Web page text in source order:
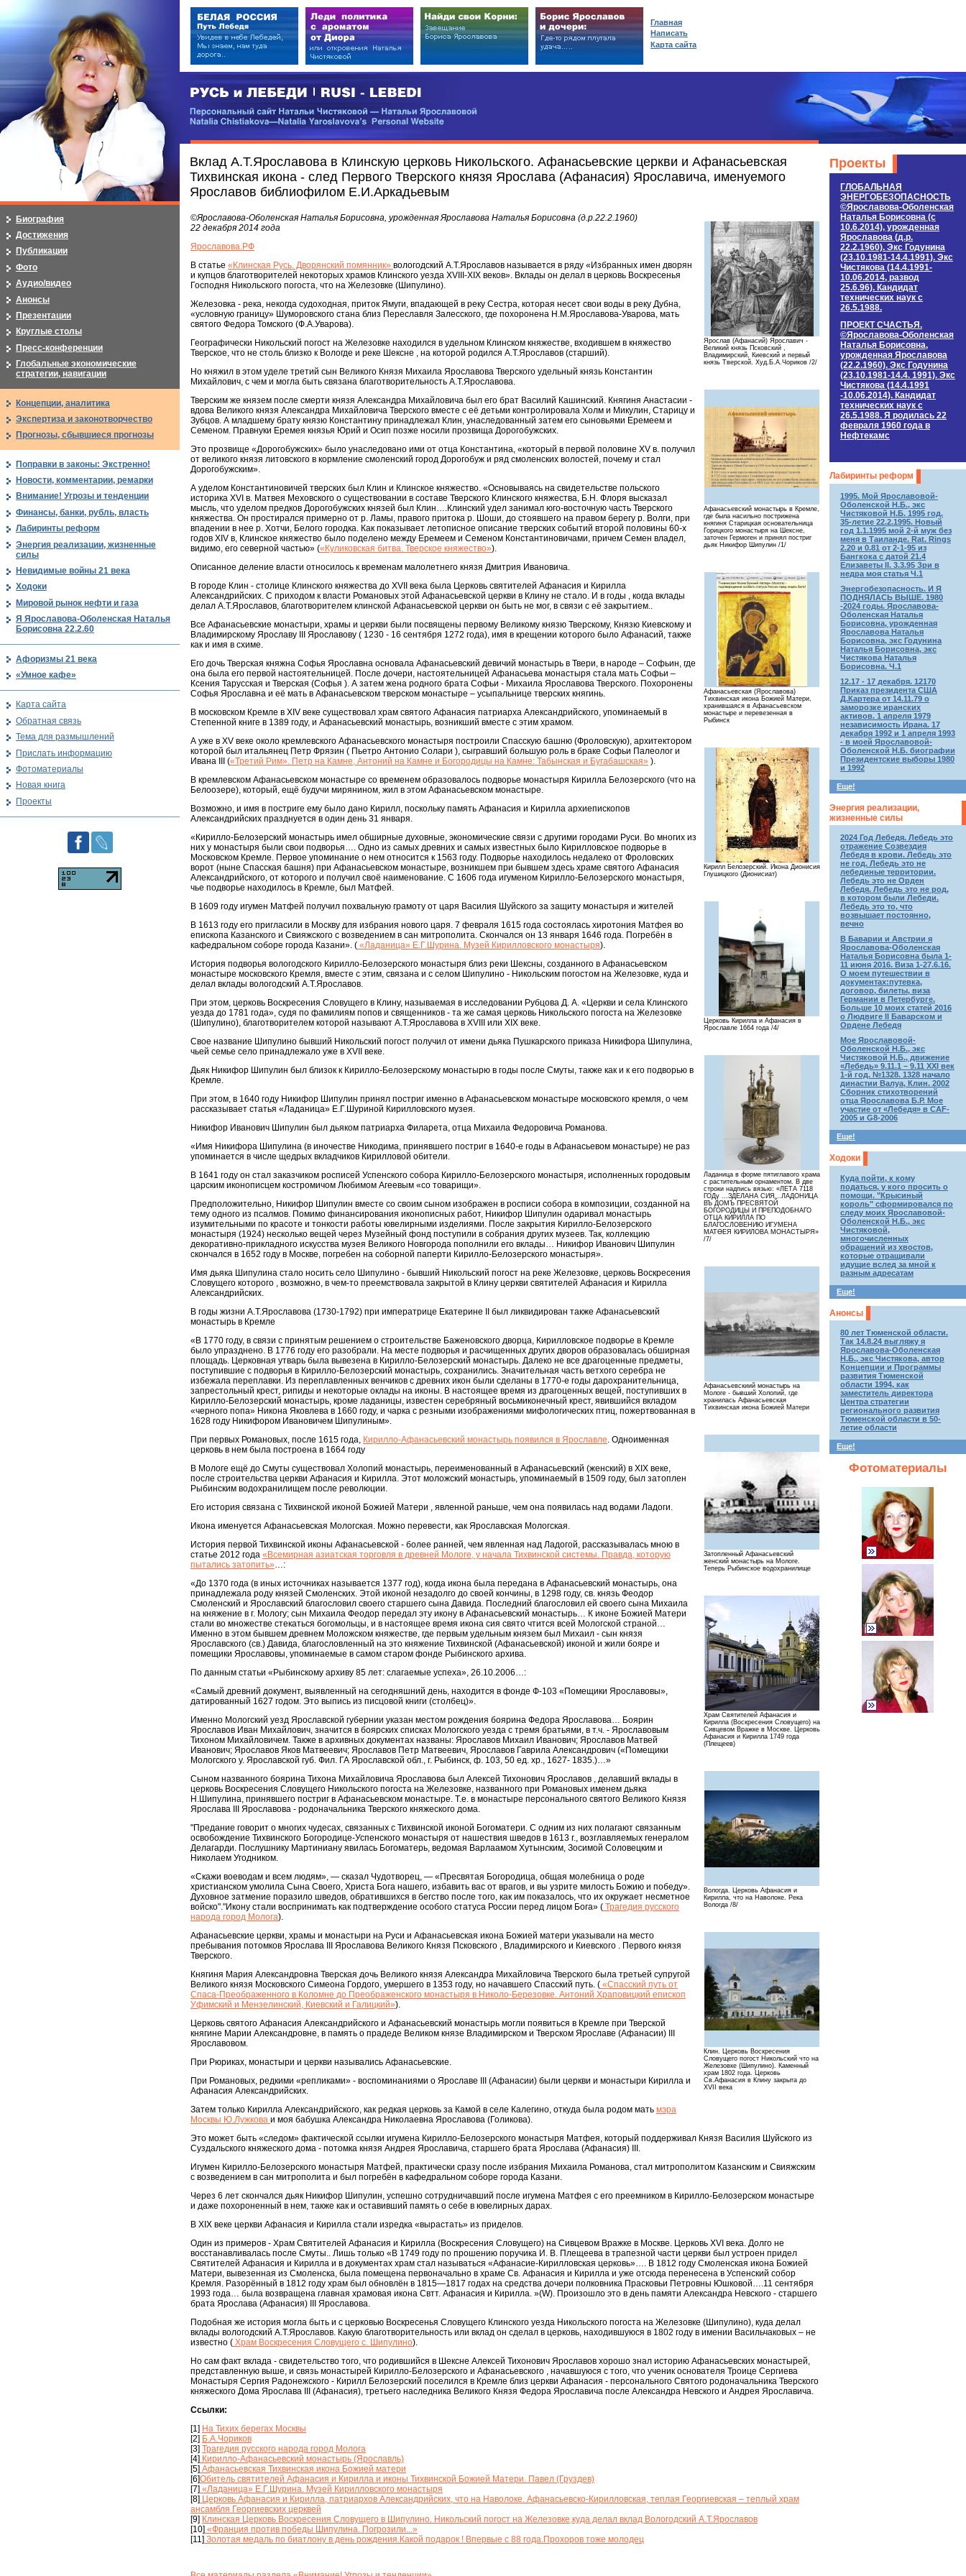
РУСЬ и ЛЕБЕДИ | RUSI — LEBEDI
Персональный сайт Натальи Чистяковой — Натальи Ярославовой
Вклад А.Т.Ярославова в Клинскую церковь Никольского. Афанасьевские церкви и Афанасьевская
Тихвинская икона - след Первого Тверского князя Ярослава (Афанасия) Ярославича, именуемого
Ярославов библиофилом Е.И.Аркадьевым
Ярослав (Афанасий) Ярославич -
Великий князь Псковский ,
Владимирский, Киевский и первый
князь Тверской. Худ.Б.А.Чориков /2/
Афанасьевский монастырь в Кремле,
где была насильно пострижена
княгиня Старицкая основательница
Горицкого монастыря на Шексне,
заточен Гермоген и принял постриг
дьяк Никифор Шипулин /1/
Афанасьевская (Ярославова)
Тихвинская икона Божией Матери,
хранившаяся в Афанасьевском
монастыре и перевезенная в
Рыбинск
Кирилл Белозерский. Икона Дионисия
Глушицкого (Дионисиат)
Церковь Кирилла и Афанасия в
Ярославле 1664 года /4/
Ладаница в форме пятиглавого храма
с растительным орнаментом. В две
строки надпись вязью: «ЛЕТА 7118
ГОДγ ...ЗДЕЛАНА СИЯ...ЛАДОНИЦА
ВЪ ДОМЪ ПРЕСВЯТОЙ
БОГОРОДИЦЫ И ПРЕПОДОБНАГО
ОТЦА КИРИЛЛА ПО
БЛАГОСЛОВЕНИЮ ИГУМЕНА
МАТӨЕЯ КИРИЛОВА МОНАСТЫРЯ»
/7/
Афанасьевскиий монастырь на
Мологе - бывший Холопий, где
хранилась Афанасьевская
Тихвинская икона Божией Матери
Затопленный Афанасьевский
женский монастырь на Мологе.
Теперь Рыбинское водохранилище
Храм Святителей Афанасия и
Кирилла (Воскресения Словущего) на
Сивцевом Вражке в Москве. Церковь
Афанасия и Кирилла 1749 года
(Плещеев)
Вологда. Церковь Афанасия и
Кирилла, что на Наволоке. Река
Вологда /8/
Клин. Церковь Воскресения
Словущего погост Никольский что на
Железовке (Шипулино). Каменный
храм 1802 года. Церковь
Св.Афанасия в Клину закрыта до
XVII века
©Ярославова-Оболенская Наталья Борисовна, урожденная Ярославова Наталья Борисовна (д.р.22.2.1960)
22 декабря 2014 года
Ярославова.РФ
В статье «Клинская Русь. Дворянский помянник» вологодский А.Т.Ярославов называется в ряду «Избранных имен дворян
и купцов благотворителей некоторых храмов Клинского уезда XVIII-XIX веков». Вклады он делал в церковь Воскресенья
Господня Никольского погоста, что на Железовке (Шипулино).
Железовка - река, некогда судоходная, приток Ямуги, впадающей в реку Сестра, которая несет свои воды в реку Дубна,
«условную границу» Шуморовского стана близ Переславля Залесского, где похоронена Н.М.Ярославова-Уварова, мать
святого Федора Томского (Ф.А.Уварова).
Географически Никольский погост на Железовке находился в удельном Клинском княжестве, входившем в княжество
Тверское, что не столь близко к Вологде и реке Шексне , на которой родился А.Т.Ярославов (старший).
Но княжил в этом уделе третий сын Великого Князя Михаила Ярославова Тверского удельный князь Константин
Михайлович, с чем и могла быть связана благотворительность А.Т.Ярославова.
Тверским же князем после смерти князя Александра Михайловича был его брат Василий Кашинский. Княгиня Анастасии -
вдова Великого князя Александра Михайловича Тверского вместе с её детьми контролировала Холм и Микулин, Старицу и
Зубцов. А младшему брату князю Константину принадлежал Клин, унаследованный затем его сыновьями Еремеем и
Семеном. Правнуки Еремея князья Юрий и Осип позже носили прозвища Дорогобужских.
Это прозвище «Дорогобужских» было унаследовано ими от отца Константина, «который в первой половине XV в. получил
от великого князя литовского в кормление смоленский город Дорогобуж и ряд смоленских волостей, почему и стал
Дорогобужским».
А уделом Константиновичей тверских был Клин и Клинское княжество. «Основываясь на свидетельстве польского
историка XVI в. Матвея Меховского о существовании в составе Тверского Клинского княжества, Б.Н. Флоря высказал
мысль, что уделом предков Дорогобужских князей был Клин….Клинский удел занимал юго-восточную часть Тверского
княжества. Он простирался примерно от р. Ламы, правого притока р. Шоши, до стоявшего на правом берегу р. Волги, при
впадении в нее р. Хотчи, Белого городка. Как показывает летописное описание тверских событий второй половины 60-х
годов XIV в, Клинское княжество было поделено между Еремеем и Семеном Константиновичами, причем Семен владел,
видимо, его северной частью» («Куликовская битва. Тверское княжество»).
Описанное деление власти относилось к временам малолетнего князя Дмитрия Ивановича.
В городе Клин - столице Клинского княжества до XVII века была Церковь святителей Афанасия и Кирилла
Александрийских. С приходом к власти Романовых этой Афанасьевской церкви в Клину не стало. И в годы , когда вклады
делал А.Т.Ярославов, благотворителем клинской Афанасьевской церкви он быть не мог, в связи с её закрытием..
Все Афанасьевские монастыри, храмы и церкви были посвящены первому Великому князю Тверскому, Князю Киевскому и
Владимирскому Ярославу III Ярославову ( 1230 - 16 сентября 1272 года), имя в крещении которого было Афанасий, также
как и имя в схиме.
Его дочь Тверская княжна Софья Ярославна основала Афанасьевский девичий монастырь в Твери, в народе – Софьин, где
она была его первой настоятельницей. После дочери, настоятельницей Афанасьева монастыря стала мать Софьи –
Ксения Тарусская и Тверская (Софья ). А затем жена родного брата Софьи - Михаила Ярославова Тверского. Похоронены
Софья Ярославна и её мать в Афанасьевском тверском монастыре – усыпальнице тверских княгинь.
В московском Кремле в XIV веке существовал храм святого Афанасия патриарха Александрийского, упоминаемый в
Степенной книге в 1389 году, и Афанасьевский монастырь, возникший вместе с этим храмом.
А уже в XV веке около кремлевского Афанасьевского монастыря построили Спасскую башню (Фроловскую), архитектором
которой был итальянец Петр Фрязин ( Пьетро Антонио Солари ), сыгравший большую роль в браке Софьи Палеолог и
Ивана III («Третий Рим». Петр на Камне, Антоний на Камне и Богородицы на Камне: Табынская и Бугабашская» ).
В кремлевском Афанасьевском монастыре со временем образовалось подворье монастыря Кирилла Белозерского (что на
Белоозере), который, ещё будучи мирянином, жил в этом Афанасьевском монастыре.
Возможно, и имя в постриге ему было дано Кирилл, поскольку память Афанасия и Кирилла архиепископов
Александрийских празднуется в один день 31 января.
«Кирилло-Белозерский монастырь имел обширные духовные, экономические связи с другими городами Руси. Во многих из
них у монастыря были свои подворья…. Одно из самых древних и самых известных было Кирилловское подворье в
Московском Кремле. Первое упоминание о нем относится к 1563 году. Подворье находилось недалеко от Фроловских
ворот (ныне Спасская башня) при Афанасьевском монастыре, возникшем при бывшем здесь храме святого Афанасия
Александрийского, от которого и получил своё наименование. С 1606 года игуменом Кирилло-Белозерского монастыря,
чье подворье находилось в Кремле, был Матфей.
В 1609 году игумен Матфей получил похвальную грамоту от царя Василия Шуйского за защиту монастыря и жителей
В 1613 году его пригласили в Москву для избрания нового царя. 7 февраля 1615 года состоялась хиротония Матфея во
епископа Казанского и Свияжского с возведением в сан митрополита. Скончался он 13 января 1646 года. Погребён в
кафедральном соборе города Казани». ( «Ладаница» Е.Г.Шурина. Музей Кирилловского монастыря).
История подворья вологодского Кирилло-Белозерского монастыря близ реки Шексны, созданного в Афанасьевском
монастыре московского Кремля, вместе с этим, связана и с селом Шипулино - Никольским погостом на Железовке, куда и
делал вклады вологодский А.Т.Ярославов.
При этом, церковь Воскресения Словущего в Клину, называемая в исследовании Рубцова Д. А. «Церкви и села Клинского
уезда до 1781 года», судя по фамилиям попов и священников - та же самая церковь Никольского погоста на Железовке
(Шипулино), благотворителем которой называют А.Т.Ярославова в XVIII или XIX веке.
Свое название Шипулино бывший Никольский погост получил от имени дьяка Пушкарского приказа Никифора Шипулина,
чьей семье село принадлежало уже в XVII веке.
Дьяк Никифор Шипулин был близок к Кирилло-Белозерскому монастырю в годы после Смуты, также как и к его подворью в
Кремле.
При этом, в 1640 году Никифор Шипулин принял постриг именно в Афанасьевском монастыре московского кремля, о чем
рассказывает статья «Ладаница» Е.Г.Шуриной Кирилловского музея.
Никифор Иванович Шипулин был дьяком патриарха Филарета, отца Михаила Федоровича Романова.
«Имя Никифора Шипулина (в иночестве Никодима, принявшего постриг в 1640-е годы в Афанасьевом монастыре) не раз
упоминается в числе щедрых вкладчиков Кирилловой обители.
В 1641 году он стал заказчиком росписей Успенского собора Кирилло-Белозерского монастыря, исполненных городовым
царским иконописцем костромичом Любимом Агеевым «со товарищи».
Предположительно, Никифор Шипулин вместе со своим сыном изображен в росписи собора в композиции, созданной на
тему одного из псалмов. Помимо финансирования иконописных работ, Никифор Шипулин одаривал монастырь
изумительными по красоте и тонкости работы ювелирными изделиями. После закрытия Кирилло-Белозерского
монастыря (1924) несколько вещей через Музейный фонд поступили в собрания других музеев. Так, коллекцию
декоративно-прикладного искусства музея Великого Новгорода пополнили его вклады… Никифор Иванович Шипулин
скончался в 1652 году в Москве, погребен на соборной паперти Кирилло-Белозерского монастыря».
Имя дьяка Шипулина стало носить село Шипулино - бывший Никольский погост на реке Железовке, церковь Воскресения
Словущего которого , возможно, в чем-то преемствовала закрытой в Клину церкви святителей Афанасия и Кирилла
Александрийских.
В годы жизни А.Т.Ярославова (1730-1792) при императрице Екатерине II был ликвидирован также Афанасьевский
монастырь в Кремле
«В 1770 году, в связи с принятым решением о строительстве Баженовского дворца, Кирилловское подворье в Кремле
было упразднено. В 1776 году его разобрали. На месте подворья и расчищенных других дворов образовалась обширная
площадь. Церковная утварь была вывезена в Кирилло-Белозерский монастырь. Далеко не все драгоценные предметы,
поступившие с подворья в Кирилло-Белозерский монастырь, сохранились. Значительная часть ветхого серебра не
избежала переплавки. Из переплавленных венчиков с древних икон были сделаны в 1770-е годы дарохранительница,
запрестольный крест, рипиды и некоторые оклады на иконы. В настоящее время из драгоценных вещей, поступивших в
Кирилло-Белозерский монастырь, кроме ладаницы, известен серебряный восьмиконечный крест, явившийся вкладом
«черного попа» Никона Яковлева в 1660 году, и чарка с резными изображениями мифологических птиц, пожертвованная в
1628 году Никифором Ивановичем Шипулиным».
При первых Романовых, после 1615 года, Кирилло-Афанасьевский монастырь появился в Ярославле. Одноименная
церковь в нем была построена в 1664 году
В Мологе ещё до Смуты существовал Холопий монастырь, переименованный в Афанасьевский (женский) в XIX веке,
после строительства церкви Афанасия и Кирилла. Этот моложский монастырь, упоминаемый в 1509 году, был затоплен
Рыбинским водохранилищем после революции.
Его история связана с Тихвинской иконой Божией Матери , явленной раньше, чем она появилась над водами Ладоги.
Икона именуется Афанасьевская Мологская. Можно перевести, как Ярославская Мологская.
История первой Тихвинской иконы Афанасьевской - более ранней, чем явленная над Ладогой, рассказывалась мною в
статье 2012 года «Всемирная азиатская торговля в древней Мологе, у начала Тихвинской системы. Правда, которую
пытались затопить»…:
«До 1370 года (в иных источниках называется 1377 год), когда икона была передана в Афанасьевский монастырь, она
принадлежала роду князей Смоленских. Этой иконой незадолго до своей кончины, в 1298 году, св. князь Феодор
Смоленский и Ярославский благословил своего старшего сына Давида. Последний благословил ей своего сына Михаила
на княжение в г. Мологу; сын Михаила Феодор передал эту икону в Афанасьевский монастырь… К иконе Божией Матери
стали во множестве стекаться богомольцы, и в настоящее время икона сия свято чтится всей Мологской страной…
Именно в этом бывшем древнем Моложском княжестве, где первым удельным князем был Михаил - сын князя
Ярославского (св.) Давида, благословленный на это княжение Тихвинской (Афанасьевской) иконой и жили бояре и
помещики Ярославовы, упоминаемые в самом старом фонде Рыбинского архива.
По данным статьи «Рыбинскому архиву 85 лет: слагаемые успеха», 26.10.2006…:
«Самый древний документ, выявленный на сегодняшний день, находится в фонде Ф-103 «Помещики Ярославовы»,
датированный 1627 годом. Это выпись из писцовой книги (столбец)».
Именно Мологский уезд Ярославской губернии указан местом рождения боярина Федора Ярославова… Боярин
Ярославов Иван Михайлович, значится в боярских списках Мологского уезда с тремя братьями, в т.ч. - Ярославовым
Тихоном Михайловичем. Также в архивных документах названы: Ярославов Михаил Иванович; Ярославов Матвей
Иванович; Ярославов Яков Матвеевич; Ярославов Петр Матвеевич, Ярославов Гаврила Александрович («Помещики
Мологского у. Ярославской губ. Фил. ГА Ярославской обл., г. Рыбинск, ф. 103, 50 ед. хр., 1627- 1835.)…»
Сыном названного боярина Тихона Михайловича Ярославова был Алексей Тихонович Ярославов , делавший вклады в
церковь Воскресения Словущего Никольского погоста на Железовке, названного при Романовых именем дьяка
Н.Шипулина, принявшего постриг в Афанасьевском монастыре. Т.е. в монастыре персонального святого Великого Князя
Ярослава III Ярославова - родоначальника Тверского княжеского дома.
"Предание говорит о многих чудесах, связанных с Тихвинской иконой Богоматери. С одним из них полагают связанным
освобождение Тихвинского Богородице-Успенского монастыря от нашествия шведов в 1613 г., возглавляемых генералом
Делагарди. Послушнику Мартиниану явилась Богоматерь, ведомая Варлаамом Хутынским, Зосимой Соловецким и
Николаем Угодником.
«Скажи воеводам и всем людям», — сказал Чудотворец, — «Пресвятая Богородица, общая молебница о роде
христианском умолила Сына Своего, Христа Бога нашего, избавить вас от врагов, и вы узрите милость Божию и победу».
Духовное затмение поразило шведов, обратившихся в бегство после того, как им показалось, что их окружает несметное
войско"."Икону стали воспринимать как подтверждение особого статуса России перед лицом Бога» ( Трагедия русского
народа город Молога).
Афанасьевские церкви, храмы и монастыри на Руси и Афанасьевская икона Божией матери указывали на место
пребывания потомков Ярослава III Ярославова Великого Князя Псковского , Владимирского и Киевского . Первого князя
Тверского.
Княгиня Мария Александровна Тверская дочь Великого князя Александра Михайловича Тверского была третьей супругой
Великого князя Московского Симеона Гордого, умершего в 1353 году, но начавшего Спасский путь. ( «Спасский путь от
Спаса-Преображенного в Коломне до Преображенского монастыря в Николо-Березовке. Антоний Храповицкий епископ
Уфимский и Мензелинский, Киевский и Галицкий»).
Церковь святого Афанасия Александрийского и Афанасьевский монастырь могли появиться в Кремле при Тверской
княгине Марии Александровне, в память о прадеде Великом князе Владимирском и Тверском Ярославе (Афанасии) III
Ярославовом.
При Рюриках, монастыри и церкви назывались Афанасьевские.
При Романовых, редкими «репликами» - воспоминаниями о Ярославе III (Афанасии) были церкви и монастыри Кирилла и
Афанасия Александрийских.
Затем только Кирилла Александрийского, как редкая церковь за Камой в селе Калегино, откуда была родом мать мэра
Москвы Ю.Лужкова и моя бабушка Александра Николаевна Ярославова (Голикова).
Это может быть «следом» фактической ссылки игумена Кирилло-Белозерского монастыря Матфея, который поддерживал Князя Василия Шуйского из
Суздальского княжеского дома - потомка князя Андрея Ярославича, старшего брата Ярослава (Афанасия) III.
Игумен Кирилло-Белозерского монастыря Матфей, практически сразу после избрания Михаила Романова, стал митрополитом Казанским и Свияжским
с возведением в сан митрополита и был погребён в кафедральном соборе города Казани.
Через 6 лет скончался дьяк Никифор Шипулин, успешно сотрудничавший после игумена Матфея с его преемником в Кирилло-Белозерском монастыре
и даже похороненный в нем, также как и оставивший память о себе в ювелирных дарах.
В XIX веке церкви Афанасия и Кирилла стали изредка «вырастать» из приделов.
Один из примеров - Храм Святителей Афанасия и Кирилла (Воскресения Словущего) на Сивцевом Вражке в Москве. Церковь XVI века. Долго не
восстанавливалась после Смуты.. Лишь только «В 1749 году по прошению поручика И. В. Плещеева в трапезной части церкви был устроен придел
Святителей Афанасия и Кирилла и в документах храм стал называться «Афанасие-Кирилловская церковь»…. В 1812 году Смоленская икона Божией
Матери, вывезенная из Смоленска, была помещена первоначально в храме Св. Афанасия и Кирилла и уже отсюда перенесена в Успенский собор
Кремля. Разорённый в 1812 году храм был обновлён в 1815—1817 годах на средства дочери полковника Прасковьи Петровны Юшковой….11 сентября
1993 года… была возвращена главная храмовая икона Свтт. Афанасия и Кирилла. »(W). Произошло это в день памяти Александра Невского - старшего
брата Ярослава (Афанасия) III Ярославова.
Подобная же история могла быть и с церковью Воскресенья Словущего Клинского уезда Никольского погоста на Железовке (Шипулино), куда делал
вклады вологодский А.Т.Ярославов. Какую благотворительность или вклад он сделал в церковь, находившуюся в 1802 году в имении Васильчаковых – не
известно ( Храм Воскресения Словущего с. Шипулино).
Но сам факт вклада - свидетельство того, что родившийся в Шексне Алексей Тихонович Ярославов хорошо знал историю Афанасьевских монастырей,
представленную выше, и связь монастырей Кирилло-Белозерского и Афанасьевского , начавшуюся с того, что ученик основателя Троице Сергиева
Монастыря Сергия Радонежского - Кирилл Белозерский поселился в Кремле близ церкви Афанасия - персонального Святого родоначальника Тверского
княжеского Дома Ярослава III (Афанасия), третьего наследника Великого Князя Федора Ярославича после Александра Невского и Андрея Ярославича.
Ссылки:
[1] На Тихих берегах Москвы
[2] Б.А.Чориков
[3] Трагедия русского народа город Молога
[4] Кирилло-Афанасьевский монастырь (Ярославль)
[5] Афанасьевская Тихвинская икона Божией матери
[6]Обитель святителей Афанасия и Кирилла и иконы Тихвинской Божией Матери. Павел (Груздев)
[7] «Ладаница» Е.Г.Шурина. Музей Кирилловского монастыря
[8] Церковь Афанасия и Кирилла, патриархов Александрийских, что на Наволоке. Афанасьевско-Кирилловская, теплая Георгиевская – теплый храм
ансамбля Георгиевских церквей
[9] Клинская Церковь Воскресения Словущего в Шипулино. Никольский погост на Железовке,куда делал вклад Вологодский А.Т.Ярославов
[10] «Франция против победы Шипулина. Погрозили...»
[11] Золотая медаль по биатлону в день рождения.Какой подарок ! Впервые с 88 года.Прохоров тоже молодец
Проекты
ГЛОБАЛЬНАЯ
ЭНЕРГОБЕЗОПАСНОСТЬ
©Ярославова-Оболенская
Наталья Борисовна (c
10.6.2014), урожденная
Ярославова (д.р.
22.2.1960). Экс Годунина
(23.10.1981-14.4.1991). Экс
Чистякова (14.4.1991-
10.06.2014, развод
25.6.96). Кандидат
технических наук c
26.5.1988.
ПРОЕКТ СЧАСТЬЯ.
©Ярославова-Оболенская
Наталья Борисовна,
урожденная Ярославова
(22.2.1960). Экс Годунина
(23.10.1981-14.4. 1991). Экс
Чистякова (14.4.1991
-10.06.2014). Кандидат
технических наук c
26.5.1988. Я родилась 22
февраля 1960 года в
Нефтекамс
Лабиринты реформ
1995. Мой Ярославовой-
Оболенской Н.Б., экс
Чистяковой Н.Б. 1995 год.
35-летие 22.2.1995. Новый
год 1.1.1995 мой 2-й муж без
меня в Таиланде. Rat. Rings
2.20 и 0.81 от 2-1-95 из
Бангкока с датой 21.4
Елизаветы II. 3.3.95 Зри в
недра моя статья Ч.1
Энергобезопасность. И Я
ПОДНЯЛАСЬ ВЫШЕ. 1980
-2024 годы. Ярославова-
Оболенская Наталья
Борисовна, урожденная
Ярославова Наталья
Борисовна, экс Годунина
Наталья Борисовна, экс
Чистякова Наталья
Борисовна. Ч.1
12.17 - 17 декабря. 12170
Приказ президента США
Д.Картера от 14.11.79 о
заморозке иранских
активов. 1 апреля 1979
независимость Ирана. 17
декабря 1992 и 1 апреля 1993
- в моей Ярославовой-
Оболенской Н.Б. биографии
Президентские выборы 1980
и 1992
Еще!
Энергия реализации,
жизненные силы
2024 Год Лебедя. Лебедь это
отражение Созвездия
Лебедя в крови. Лебедь это
не год. Лебедь это не
лебединые территории.
Лебедь это не Орден
Лебедя. Лебедь это не род,
в котором были Лебеди.
Лебедь это то, что
возвышает постоянно,
вечно
В Баварии и Австрии я
Ярославова-Оболенская
Наталья Борисовна была 1-
11 июня 2016. Виза 1-27.6.16.
О моем путешествии в
документах:путевка,
договор, билеты, виза
Германии в Петербурге.
Больше 10 моих статей 2016
о Людвиге II Баварском и
Ордене Лебедя
Мое Ярославовой-
Оболенской Н.Б., экс
Чистяковой Н.Б., движение
«Лебедь» 9.11.1 – 9.11 XXI век
1-й год. №1328. 1328 начало
династии Валуа, Клин. 2002
Сборник стихотворений
отца Ярославова Б.Р. Мое
участие от «Лебедя» в CAF-
2005 и G8-2006
Еще!
Ходоки
Куда пойти, к кому
податься, у кого просить о
помощи. "Крысиный
король" сформировался по
следу моих Ярославовой-
Оболенской Н.Б., экс
Чистяковой,
многочисленных
обращений из хвостов,
которые отращивали
идущие вслед за мной к
разным адресатам
Еще!
Анонсы
80 лет Тюменской области.
Так 14.8.24 выгляжу я
Ярославова-Оболенская
Н.Б., экс Чистякова, автор
Концепции и Программы
развития Тюменской
области 1994, как
заместитель директора
Центра стратегии
регионального развития
Тюменской области в 50-
летие области
Еще!
Фотоматериалы
Биография
Достижения
Публикации
Фото
Аудио/видео
Анонсы
Презентации
Круглые столы
Пресс-конференции
Глобальные экономические
стратегии, навигации
Концепции, аналитика
Экспертиза и законотворчество
Прогнозы, сбывшиеся прогнозы
Поправки в законы: Экстренно!
Новости, комментарии, ремарки
Внимание! Угрозы и тенденции
Финансы, банки, рубль, власть
Лабиринты реформ
Энергия реализации, жизненные
силы
Невидимые войны 21 века
Ходоки
Мировой рынок нефти и газа
Я Ярославова-Оболенская Наталья
Борисовна 22.2.60
Афоризмы 21 века
«Умное кафе»
Карта сайта
Обратная связь
Тема для размышлений
Прислать информацию
Фотоматериалы
Новая книга
Проекты
Главная
Написать
Карта сайта